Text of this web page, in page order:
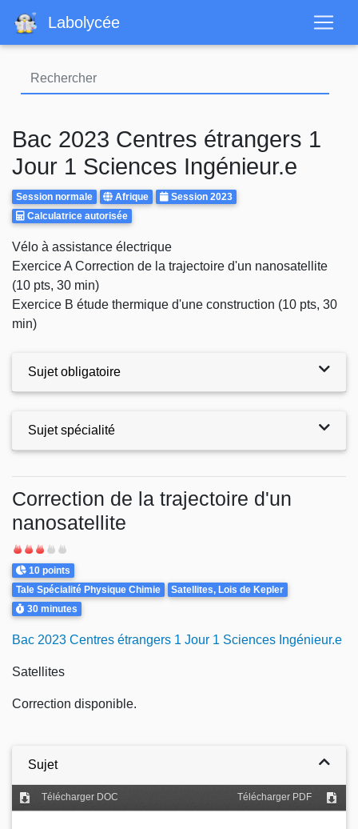
contenu
Labolycée
Bac 2023 Centres étrangers 1
Jour 1 Sciences Ingénieur.e
Rattrapages
Session normale
Centre
d'examen
Afrique Annee
Session 2023
Calculatrice
Calculatrice autorisée
Body
Vélo à assistance électrique
Exercice A Correction de la trajectoire d'un nanosatellite
(10 pts, 30 min)
Exercice B étude thermique d'une construction (10 pts, 30
min)
Sujet obligatoire
Sujet spécialité
Correction de la trajectoire d'un
nanosatellite
Difficulté
Points
10 points
Theme
Tale Spécialité Physique Chimie Satellites, Lois de Kepler
Durée
30 minutes
Bac 2023 Centres étrangers 1 Jour 1 Sciences Ingénieur.e
Satellites
Correction disponible.
Sujet